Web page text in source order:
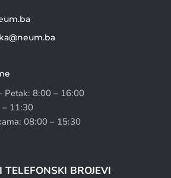
Petak: 8:00 – 16:00
– 11:30
08:00 – 15:30
TELEFONSKI BROJEVI